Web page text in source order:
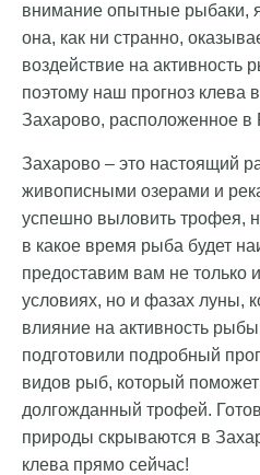
внимание опытные рыбаки,
она, как ни странно,
воздействие на
поэтому наш прогноз клева в
Захарово, расположенное в
Захарово – это настоящий
живописными озерами и
успешно выловить трофея,
в какое время рыба будет
предоставим вам не
условиях, но и фазах луны,
влияние на активность
подготовили подробный
видов рыб, который
долгожданный трофей.
природы скрываются в
клева прямо сейчас!